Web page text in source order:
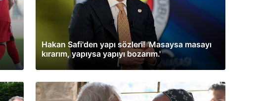
Hakan Safi'den yapı sözleri! 'Masaysa masayı
kırarım, yapıysa yapıyı bozarım.'